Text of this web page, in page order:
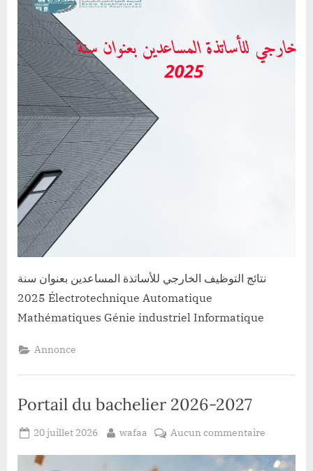
maîtres
نتائج التوظيف الخارجي للأساتذة المساعدين بعنوان سنة
2025 Électrotechnique Automatique
Mathématiques Génie industriel Informatique
Annonce
Portail du bachelier 2026-2027
Posted
20 juillet 2026 By
wafaa Aucun commentairesur
du